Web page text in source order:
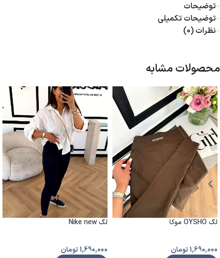
توضیحات
توضیحات تکمیلی
نظرات (0)
محصولات مشابه
لگ OYSHO موکا
1,690,000تومان
لگ Nike new
1,690,000تومان